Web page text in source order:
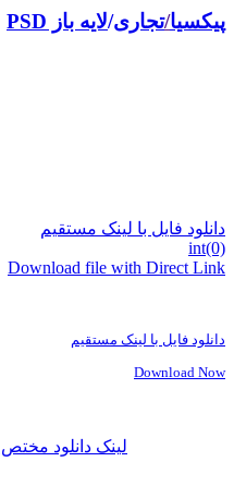
پیکسیا/ لایه باز PSD تجاری
دانلود فایل با لینک مستقیم
int(0)
Download file with Direct Link
دانلود فایل با لینک مستقیم
Download Now
لینک دانلود مختص